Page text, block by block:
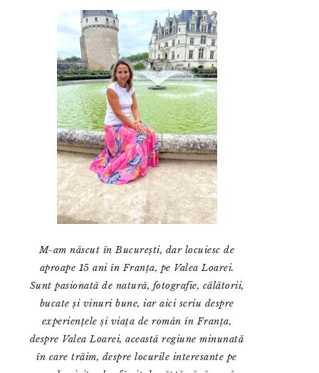
principală
M-am născut în București, dar locuiesc de
aproape 15 ani în Franța, pe Valea Loarei.
Sunt pasionată de natură, fotografie, călătorii,
bucate și vinuri bune, iar aici scriu despre
experiențele și viața de român în Franța,
despre Valea Loarei, această regiune minunată
în care trăim, despre locurile interesante pe